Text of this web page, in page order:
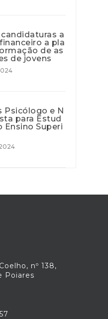
a
a pla
de as
de jovens
Psicólogo e N
para Estud
Ensino Superi
nº 138,
Poiares